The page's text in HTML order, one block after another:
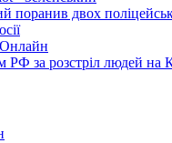
поранив двох
Онлайн
РФ за розстріл людей на